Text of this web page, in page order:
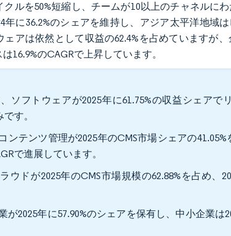
ルを50%短縮し、チームが10以上のチャネルに
年に36.2%のシェアを維持し、アジア太平洋地域
ェアは依然として収益の62.4%を占めていますが
16.9%のCAGRで上昇しています。
ソフトウェアが2025年に61.75%の収益シェアで
す。
ンテンツ管理が2025年のCMS市場シェアの
で進展しています。
ウドが2025年のCMS市場規模の62.88%を占め、
が2025年に57.90%のシェアを保有し、中小企業は